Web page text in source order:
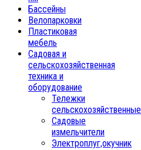
Бассейны
Велопарковки
Пластиковая
мебель
Садовая и
сельскохозяйственная
техника и
оборудование
Тележки
сельскохозяйственные
Садовые
измельчители
Электроплуг,окучник